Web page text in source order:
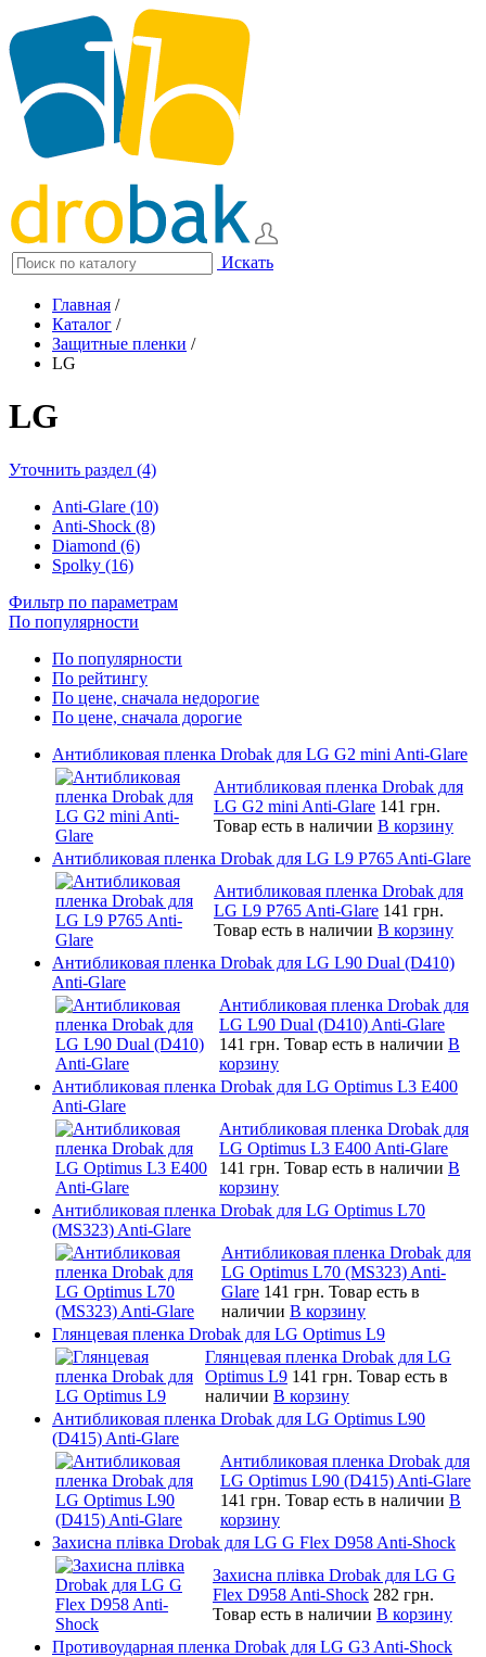
Искать
Главная /
Каталог /
Защитные пленки /
LG
LG
Уточнить раздел (4)
Anti-Glare (10)
Anti-Shock (8)
Diamond (6)
Spolky (16)
Фильтр по параметрам
По популярности
По популярности
По рейтингу
По цене, сначала недорогие
По цене, сначала дорогие
Антибликовая пленка Drobak для LG G2 mini Anti-Glare
Антибликовая пленка Drobak для
LG G2 mini Anti-Glare 141 грн.
Товар есть в наличии В корзину
Антибликовая пленка Drobak для LG L9 P765 Anti-Glare
Антибликовая пленка Drobak для
LG L9 P765 Anti-Glare 141 грн.
Товар есть в наличии В корзину
Антибликовая пленка Drobak для LG L90 Dual (D410)
Anti-Glare
Антибликовая пленка Drobak для
LG L90 Dual (D410) Anti-Glare
141 грн. Товар есть в наличии В
корзину
Антибликовая пленка Drobak для LG Optimus L3 E400
Anti-Glare
Антибликовая пленка Drobak для
LG Optimus L3 E400 Anti-Glare
141 грн. Товар есть в наличии В
корзину
Антибликовая пленка Drobak для LG Optimus L70
(MS323) Anti-Glare
Антибликовая пленка Drobak для
LG Optimus L70 (MS323) Anti-
Glare 141 грн. Товар есть в
наличии В корзину
Глянцевая пленка Drobak для LG Optimus L9
Глянцевая пленка Drobak для LG
Optimus L9 141 грн. Товар есть в
наличии В корзину
Антибликовая пленка Drobak для LG Optimus L90
(D415) Anti-Glare
Антибликовая пленка Drobak для
LG Optimus L90 (D415) Anti-Glare
141 грн. Товар есть в наличии В
корзину
Захисна плівка Drobak для LG G Flex D958 Anti-Shock
Захисна плівка Drobak для LG G
Flex D958 Anti-Shock 282 грн.
Товар есть в наличии В корзину
Противоударная пленка Drobak для LG G3 Anti-Shock